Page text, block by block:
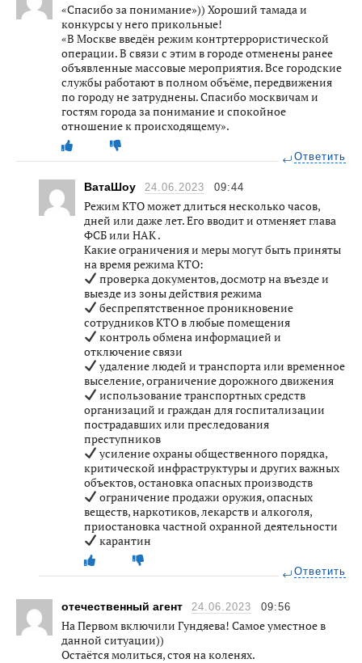
«Спасибо за понимание»)) Хороший тамада и
конкурсы у него прикольные!
«В Москве введён режим контртеррористической
операции. В связи с этим в городе отменены ранее
объявленные массовые мероприятия. Все городские
службы работают в полном объёме, передвижения
по городу не затруднены. Спасибо москвичам и
гостям города за понимание и спокойное
отношение к происходящему».
Ответить
ВатаШоу 24.06.2023 09:44
Режим КТО может длиться несколько часов,
дней или даже лет. Его вводит и отменяет глава
ФСБ или НАК .
Какие ограничения и меры могут быть приняты
на время режима КТО:
проверка документов, досмотр на въезде и
выезде из зоны действия режима
беспрепятственное проникновение
сотрудников КТО в любые помещения
контроль обмена информацией и
отключение связи
удаление людей и транспорта или временное
выселение, ограничение дорожного движения
использование транспортных средств
организаций и граждан для госпитализации
пострадавших или преследования
преступников
усиление охраны общественного порядка,
критической инфраструктуры и других важных
объектов, остановка опасных производств
ограничение продажи оружия, опасных
веществ, наркотиков, лекарств и алкоголя,
приостановка частной охранной деятельности
карантин
Ответить
отечественный агент 24.06.2023 09:56
На Первом включили Гундяева! Самое уместное в
данной ситуации))
Остаётся молиться, стоя на коленях.